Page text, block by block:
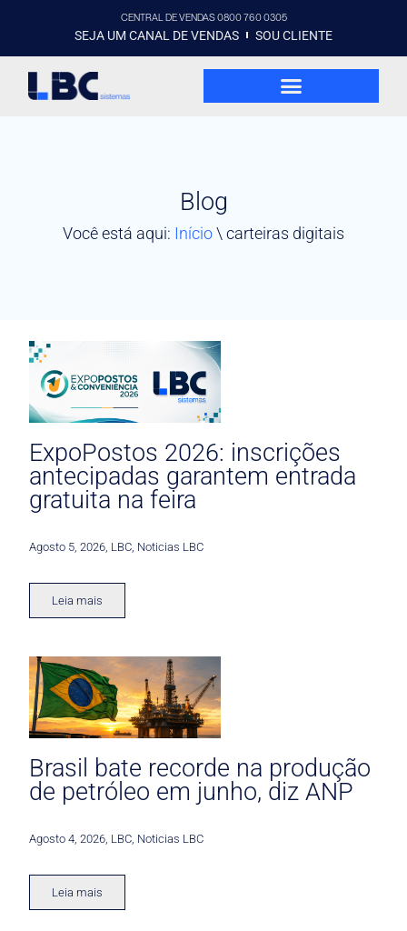
CENTRAL DE VENDAS 0800 760 0305
SEJA UM CANAL DE VENDAS SOU CLIENTE
Blog
Você está aqui: Início\ carteiras digitais
ExpoPostos 2026: inscrições
antecipadas garantem entrada
gratuita na feira
Agosto 5, 2026 LBC Noticias LBC
Leia mais
Brasil bate recorde na produção
de petróleo em junho, diz ANP
Agosto 4, 2026 LBC Noticias LBC
Leia mais